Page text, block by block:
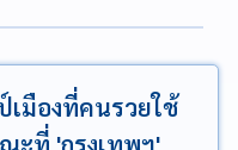
เมืองที่คนรวยใช้
ะที่ 'กรุงเทพฯ'